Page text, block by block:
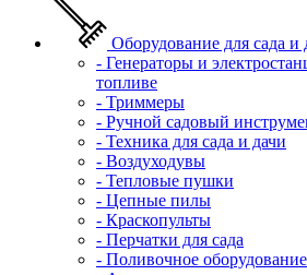
Оборудование для сада и
- Генераторы и
топливе
- Триммеры
- Ручной садовый
- Техника для сада и дачи
- Воздуходувы
- Тепловые пушки
- Цепные пилы
- Краскопульты
- Перчатки для сада
- Поливочное оборудование